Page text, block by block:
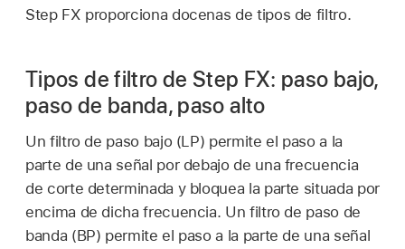
Step FX proporciona docenas de tipos de filtro.
Tipos de filtro de Step FX: paso bajo,
paso de banda, paso alto
Un filtro de paso bajo (LP) permite el paso a la
parte de una señal por debajo de una frecuencia
de corte determinada y bloquea la parte situada por
encima de dicha frecuencia. Un filtro de paso de
banda (BP) permite el paso a la parte de una señal